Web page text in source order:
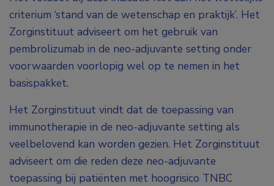
criterium ‘stand van de wetenschap en praktijk’. Het
Zorginstituut adviseert om het gebruik van
pembrolizumab in de neo-adjuvante setting onder
voorwaarden voorlopig wel op te nemen in het
basispakket.
Het Zorginstituut vindt dat de toepassing van
immunotherapie in de neo-adjuvante setting als
veelbelovend kan worden gezien. Het Zorginstituut
adviseert om die reden deze neo-adjuvante
toepassing bij patiënten met hoogrisico TNBC